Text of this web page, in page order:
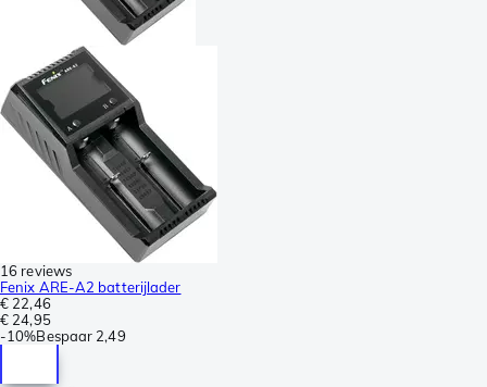
16 reviews
Fenix ARE-A2 batterijlader
€ 22,46
€ 24,95
-10%Bespaar 2,49